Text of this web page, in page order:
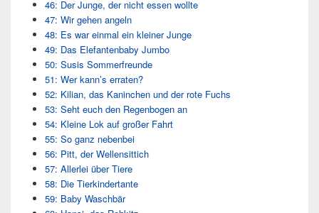
46: Der Junge, der nicht essen wollte
47: Wir gehen angeln
48: Es war einmal ein kleiner Junge
49: Das Elefantenbaby Jumbo
50: Susis Sommerfreunde
51: Wer kann’s erraten?
52: Kilian, das Kaninchen und der rote Fuchs
53: Seht euch den Regenbogen an
54: Kleine Lok auf großer Fahrt
55: So ganz nebenbei
56: Pitt, der Wellensittich
57: Allerlei über Tiere
58: Die Tierkindertante
59: Baby Waschbär